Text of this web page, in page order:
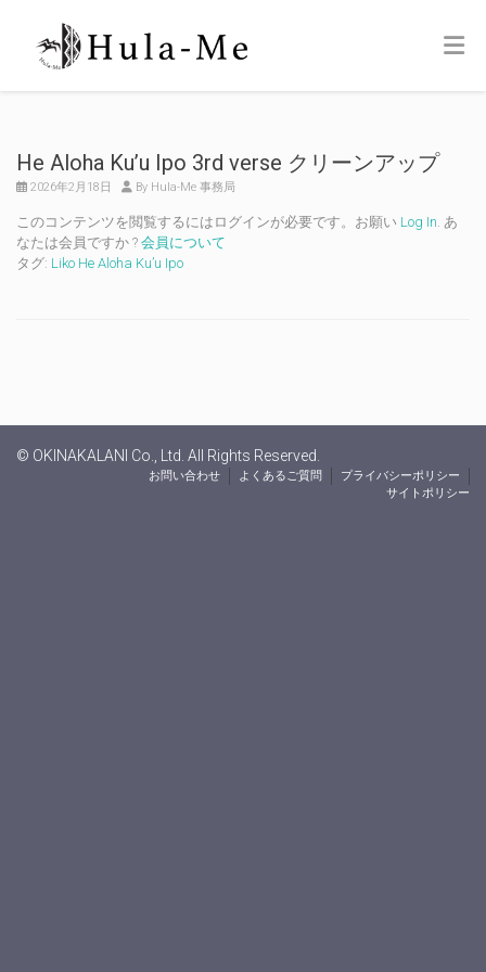
He Aloha Ku’u Ipo 3rd verse クリーンアップ
2026年2月18日 By Hula-Me 事務局
このコンテンツを閲覧するにはログインが必要です。お願い Log In. あ
なたは会員ですか ? 会員について
タグ: Liko He Aloha Ku’u Ipo
© OKINAKALANI Co., Ltd. All Rights Reserved.
お問い合わせ よくあるご質問
プライバシーポリシー
サイトポリシー